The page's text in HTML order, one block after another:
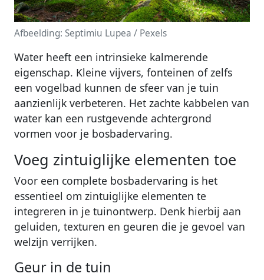
Afbeelding: Septimiu Lupea / Pexels
Water heeft een intrinsieke kalmerende
eigenschap. Kleine vijvers, fonteinen of zelfs
een vogelbad kunnen de sfeer van je tuin
aanzienlijk verbeteren. Het zachte kabbelen van
water kan een rustgevende achtergrond
vormen voor je bosbadervaring.
Voeg zintuiglijke elementen toe
Voor een complete bosbadervaring is het
essentieel om zintuiglijke elementen te
integreren in je tuinontwerp. Denk hierbij aan
geluiden, texturen en geuren die je gevoel van
welzijn verrijken.
Geur in de tuin